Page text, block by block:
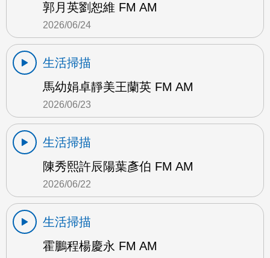
郭月英劉恕維 FM AM
2026/06/24
生活掃描
馬幼娟卓靜美王蘭英 FM AM
2026/06/23
生活掃描
陳秀熙許辰陽葉彥伯 FM AM
2026/06/22
生活掃描
霍鵬程楊慶永 FM AM